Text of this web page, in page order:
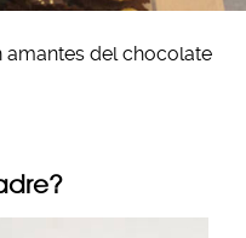
amantes del chocolate